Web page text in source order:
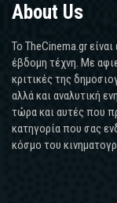
About Us
Το TheCinema.gr
έβδομη τέχνη. Με
κριτικές της
αλλά και αναλυτική
τώρα και αυτές που
κατηγορία που σας
κόσμο του